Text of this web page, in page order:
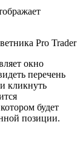
окно
перечень
кликнуть
будет
позиции.